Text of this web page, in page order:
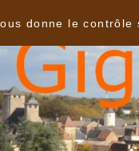
donne le